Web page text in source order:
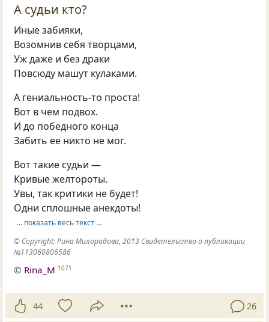
А судьи кто?
Иные забияки,
Возомнив себя творцами,
Уж даже и без драки
Повсюду машут кулаками.
А гениальность-то проста!
Вот в чем подвох.
И до победного конца
Забить ее никто не мог.
Вот такие судьи —
Кривые желтороты.
Увы, так критики не будет!
Одни сплошные анекдоты!
… показать весь текст …
© Copyright: Рина Милорадова, 2013 Свидетельство о публикации
№113060806586
© Rina_M 1071
44 26